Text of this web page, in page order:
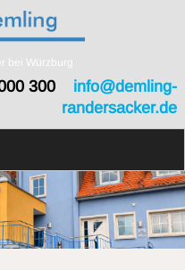
bei Würzburg
300 info@demling-
randersacker.de